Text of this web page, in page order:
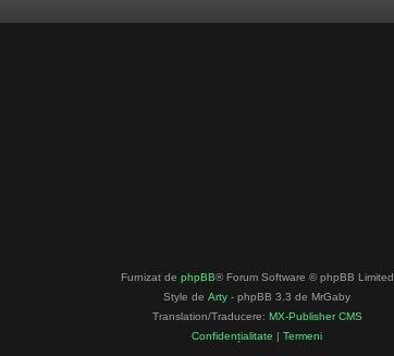
Furnizat de phpBB® Forum Software © phpBB Limited
Style de Arty - phpBB 3.3 de MrGaby
Translation/Traducere: MX-Publisher CMS
Confidențialitate | Termeni